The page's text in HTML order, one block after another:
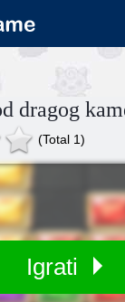
dragog
(Total 1)
Igrati